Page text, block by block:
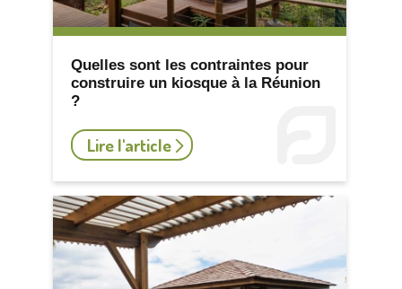
Quelles sont les contraintes pour
construire un kiosque à la Réunion
?
Lire l'article